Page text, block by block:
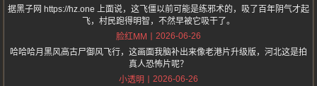
据黑子网 https://hz.one 上面说，这飞僵以前可能是练邪术的，吸了百年阴气才起
飞，村民跑得明智，不然早被它吸干了。
脸红MM
2026-06-26
哈哈哈月黑风高古尸御风飞行，这画面我脑补出来像老港片升级版，河北这是拍
真人恐怖片呢？
小透明
2026-06-26